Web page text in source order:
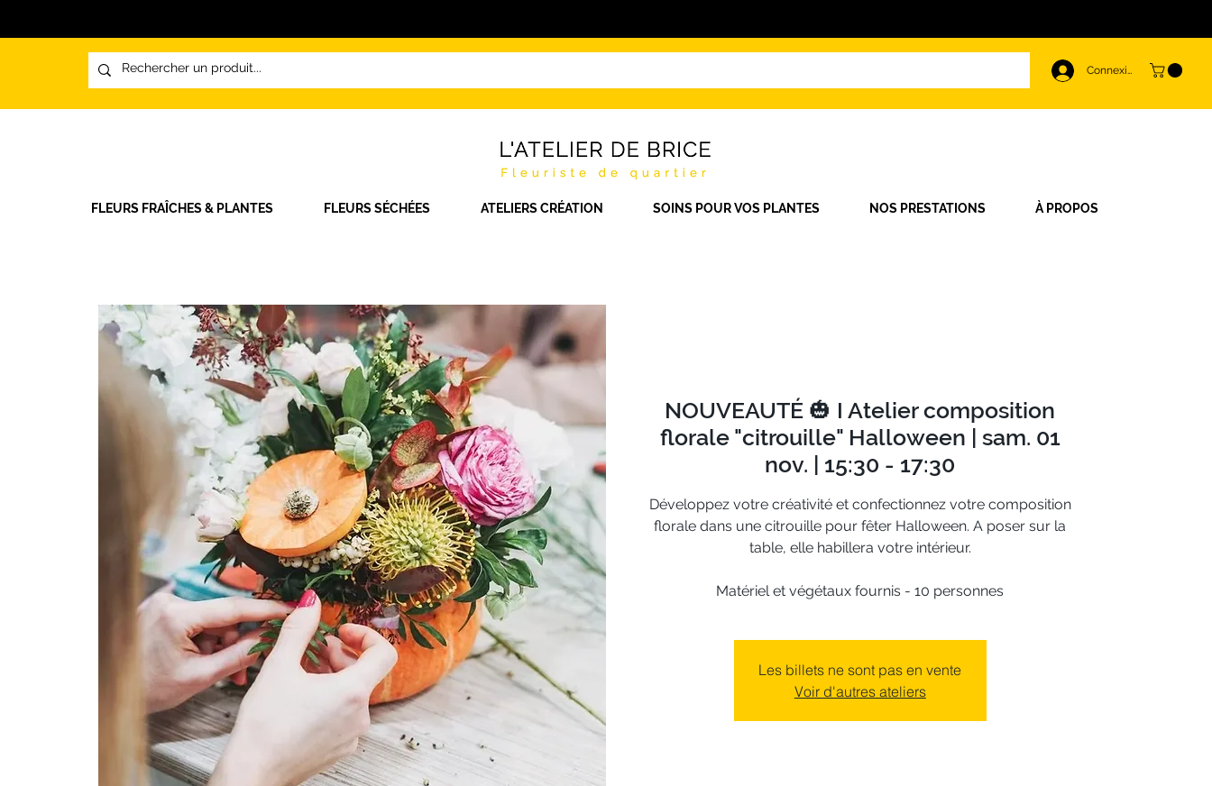
Connexion
FLEURS FRAÎCHES & PLANTES FLEURS SÉCHÉES ATELIERS CRÉATION SOINS POUR VOS PLANTES NOS PRESTATIONS À PROPOS
NOUVEAUTÉ 🎃 I Atelier composition
florale "citrouille" Halloween | sam. 01
nov. | 15:30 - 17:30
Développez votre créativité et confectionnez votre composition
florale dans une citrouille pour fêter Halloween. A poser sur la
table, elle habillera votre intérieur.
Matériel et végétaux fournis - 10 personnes
Les billets ne sont pas en vente
Voir d'autres ateliers